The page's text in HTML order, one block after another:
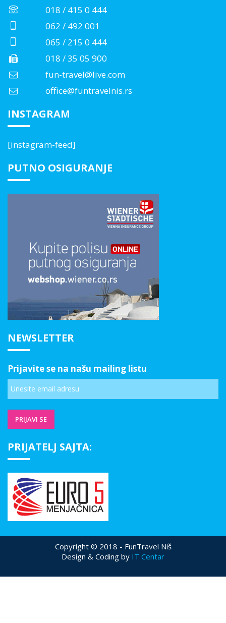
018 / 415 0 444
062 / 492 001
065 / 215 0 444
018 / 35 05 900
fun-travel@live.com
office@funtravelnis.rs
INSTAGRAM
[instagram-feed]
PUTNO OSIGURANJE
NEWSLETTER
Prijavite se na našu mailing listu
PRIJATELJ SAJTA:
Copyright © 2018 - FunTravel Niš
Design & Coding by IT Centar